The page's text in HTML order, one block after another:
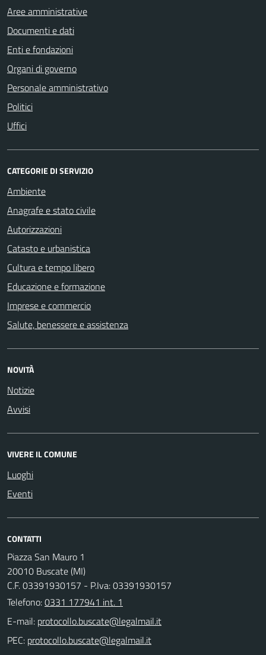
Aree amministrative
Documenti e dati
Enti e fondazioni
Organi di governo
Personale amministrativo
Politici
Uffici
CATEGORIE DI SERVIZIO
Ambiente
Anagrafe e stato civile
Autorizzazioni
Catasto e urbanistica
Cultura e tempo libero
Educazione e formazione
Imprese e commercio
Salute, benessere e assistenza
NOVITÀ
Notizie
Avvisi
VIVERE IL COMUNE
Luoghi
Eventi
CONTATTI
Piazza San Mauro 1
20010 Buscate (MI)
C.F. 03391930157 - P.Iva: 03391930157
Telefono:0331 177941 int. 1
E-mail:
PEC: